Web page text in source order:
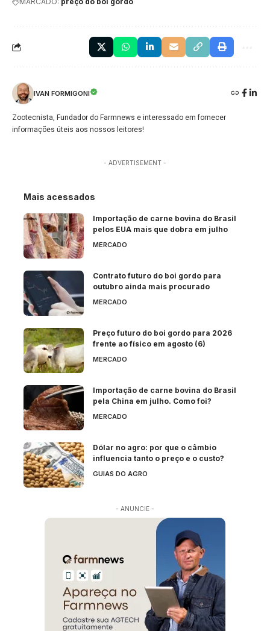
IVAN FORMIGONI
Zootecnista, Fundador do Farmnews e interessado em fornecer
informações úteis aos nossos leitores!
- ADVERTISEMENT -
Mais acessados
Importação de carne bovina do Brasil
pelos EUA mais que dobra em julho
MERCADO
Contrato futuro do boi gordo para
outubro ainda mais procurado
MERCADO
Preço futuro do boi gordo para 2026
frente ao físico em agosto (6)
MERCADO
Importação de carne bovina do Brasil
pela China em julho. Como foi?
MERCADO
Dólar no agro: por que o câmbio
influencia tanto o preço e o custo?
GUIAS DO AGRO
- ANUNCIE -